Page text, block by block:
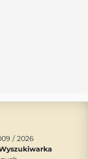
/ 2026